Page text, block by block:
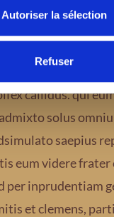
Autoriser la sélection
Refuser
callidus. qui
solus
saepius
eum videre frater
per inprudentiam
et clemens,